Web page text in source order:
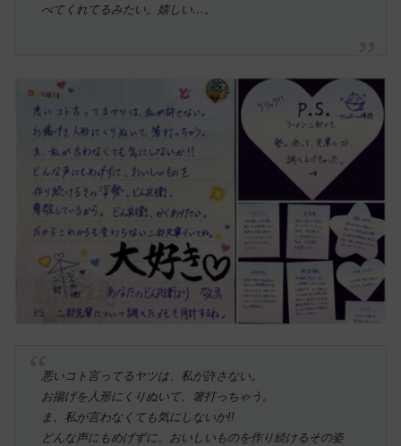
べてくれてるみたい。嬉しい…。
悪いコト言ってるヤツは、私が許さない。
お揚げを人形にくりぬいて、箸打っちゃう。
ま、私が言わなくても気にしないか!!
どんな声にもめげずに、おいしいものを作り続けるその姿